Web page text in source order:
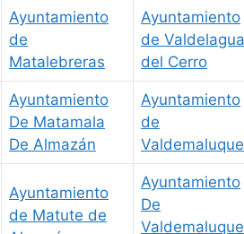
Ayuntamiento
de
Matalebreras
Ayuntamiento
de Valdelagua
del Cerro
Ayuntamiento
De Matamala
De Almazán
Ayuntamiento
de
Valdemaluque
Ayuntamiento
de Matute de
Ayuntamiento
De
Valdemaluque